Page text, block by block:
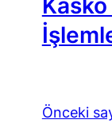
Önceki